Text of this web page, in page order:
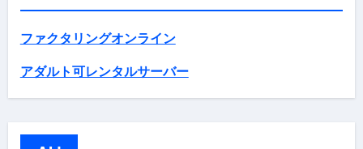
ファクタリングオンライン
アダルト可レンタルサーバー